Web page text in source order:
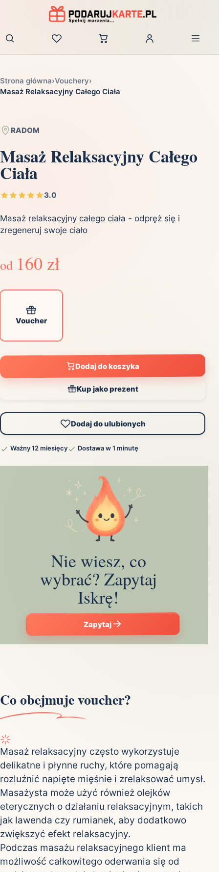
Zaloguj
Strona główna›Vouchery›
Masaż Relaksacyjny Całego Ciała
RADOM
Masaż Relaksacyjny Całego
Ciała
3.0
Masaż relaksacyjny całego ciała - odpręż się i
zregeneruj swoje ciało
od 160 zł
Voucher
Dodaj do koszyka
Kup jako prezent
Dodaj do ulubionych
Ważny 12 miesięcy Dostawa w 1 minutę
Nie wiesz, co
wybrać? Zapytaj
Iskrę!
Zapytaj
Co obejmuje voucher?
Masaż relaksacyjny często wykorzystuje
delikatne i płynne ruchy, które pomagają
rozluźnić napięte mięśnie i zrelaksować umysł.
Masażysta może użyć również olejków
eterycznych o działaniu relaksacyjnym, takich
jak lawenda czy rumianek, aby dodatkowo
zwiększyć efekt relaksacyjny.
Podczas masażu relaksacyjnego klient ma
możliwość całkowitego oderwania się od